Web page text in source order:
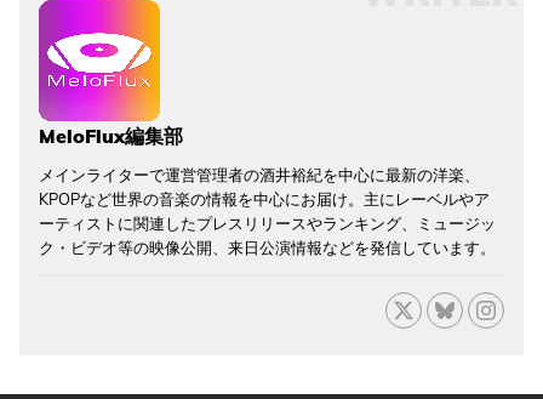
MeloFlux編集部
メインライターで運営管理者の酒井裕紀を中心に最新の洋楽、
KPOPなど世界の音楽の情報を中心にお届け。主にレーベルやア
ーティストに関連したプレスリリースやランキング、ミュージッ
ク・ビデオ等の映像公開、来日公演情報などを発信しています。